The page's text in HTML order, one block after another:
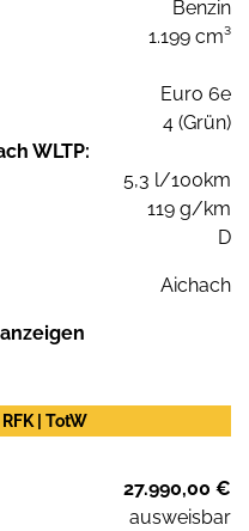
Benzin
1.199 cm³
Euro 6e
4 (Grün)
WLTP:
5,3 l/100km
119 g/km
D
Aichach
| TotW
27.990,00 €
ausweisbar